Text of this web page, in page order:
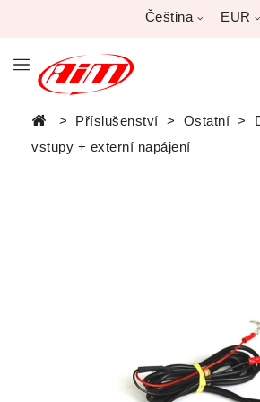
EUR
Čeština
Příslušenství Ostatní
vstupy + externí napájení